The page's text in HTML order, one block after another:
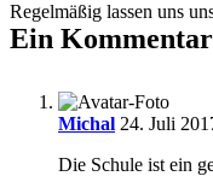
Regelmäßig lassen uns
Ein Kommentar
Michal 24. Juli
Die Schule ist ein